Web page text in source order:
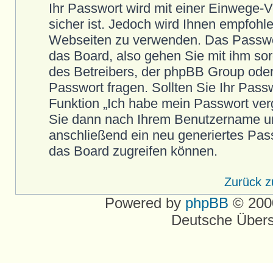
Ihr Passwort wird mit einer Einwege-
sicher ist. Jedoch wird Ihnen
Webseiten zu verwenden. Das
das Board, also gehen Sie mit ihm
des Betreibers, der phpBB Group
Passwort fragen. Sollten Sie Ihr
Funktion „Ich habe mein Passwort
Sie dann nach Ihrem Benutzername
anschließend ein neu generiertes
das Board zugreifen können.
Zurück
Powered by phpBB ©
Deutsche